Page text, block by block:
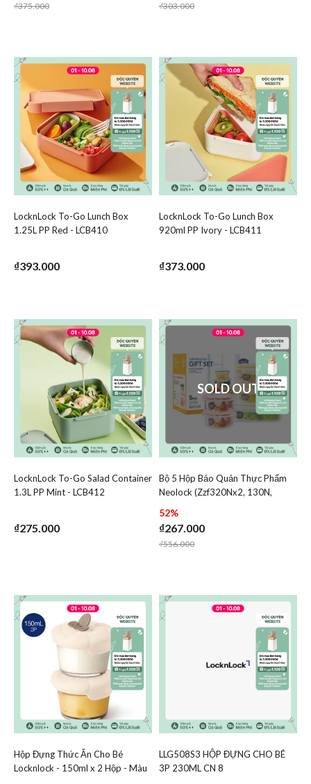
Price reduced from
₫375.000to Price reduced from
₫303.000to
Add LocknLock To-Go Lunch Box 1.25L PP Red -
Add LocknLock To-Go Lunch Box 1.25L
LocknLock To-Go Lunch Box
1.25L PP Red - LCB410
₫393.000
Add LocknLock To-Go
Add
LocknLock To-Go Lunch Box
920ml PP Ivory - LCB411
₫373.000
Add LocknLock To-Go Salad Container 1.3L PP Mint -
Add LocknLock To-Go Salad Container
LocknLock To-Go Salad Container
1.3L PP Mint - LCB412
₫275.000
SOLD OUT
Add Bộ 5 Hộp Bảo Quản
Add Bộ 5
Bộ 5 Hộp Bảo Quản Thực Phẩm
Neolock (Zzf320Nx2, 130N,
- NLP320S001
52%
₫267.000
Price reduced from
₫556.000to
Add Hộp Đựng Thức Ăn Cho Bé Locknlock - 150ml x 2
Add Hộp Đựng Thức Ăn Cho Bé
Hộp Đựng Thức Ăn Cho Bé
Locknlock - 150ml x 2 Hộp - Màu
Add LLG508S3 HỘP
LLG508S3 HỘP ĐỰNG CHO BÉ
3P 230ML CN 8